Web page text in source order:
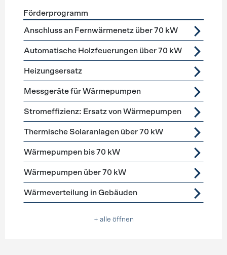
Förderprogramme Heizung
Förderprogramm
Anschluss an Fernwärmenetz über 70 kW
Automatische Holzfeuerungen über 70 kW
Heizungsersatz
Messgeräte für Wärmepumpen
Stromeffizienz: Ersatz von Wärmepumpen
Thermische Solaranlagen über 70 kW
Wärmepumpen bis 70 kW
Wärmepumpen über 70 kW
Wärmeverteilung in Gebäuden
+ alle öffnen